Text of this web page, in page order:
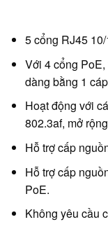
5 cổng RJ45
Với 4 cổng
dàng bằng 1
Hoạt động với
802.3af, mở
Hỗ trợ cấp
Hỗ trợ cấp
PoE.
Không yêu cầu